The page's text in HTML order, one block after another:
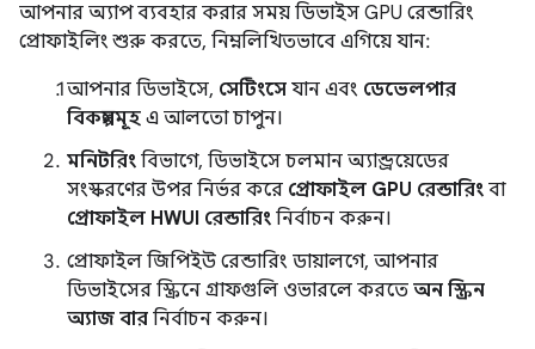
আপনার অ্যাপ ব্যবহার করার সময় ডিভাইস GPU রেন্ডারিং
প্রোফাইলিং শুরু করতে, নিম্নলিখিতভাবে এগিয়ে যান:
আপনার ডিভাইসে, সেটিংসে যান এবং ডেভেলপার
বিকল্পসমূহ এ আলতো চাপুন।
মনিটরিং বিভাগে, ডিভাইসে চলমান অ্যান্ড্রয়েডের
সংস্করণের উপর নির্ভর করে প্রোফাইল GPU রেন্ডারিং বা
প্রোফাইল HWUI রেন্ডারিং নির্বাচন করুন।
প্রোফাইল জিপিইউ রেন্ডারিং ডায়ালগে, আপনার
ডিভাইসের স্ক্রিনে গ্রাফগুলি ওভারলে করতে অন স্ক্রিন
অ্যাজ বার নির্বাচন করুন।